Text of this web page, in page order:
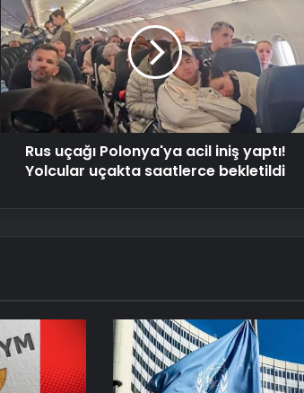
dehşeti!
Serjoy : Dijital Medya Ajansı, Google
Reklam Ajansı, SEO Ajansı ve Web
Tasarım Ajansı
UETDS Nedir ? Uetds.com İle Akıllı
Dijital Taşımacılık Yazılımı
Nereden Takip Edilir?
Polonya'ya
acil
iniş
yaptı!
Yolcular
uçakta
saatlerce
bekletildi
Rus uçağı Polonya'ya acil iniş yaptı!
Yolcular uçakta saatlerce bekletildi